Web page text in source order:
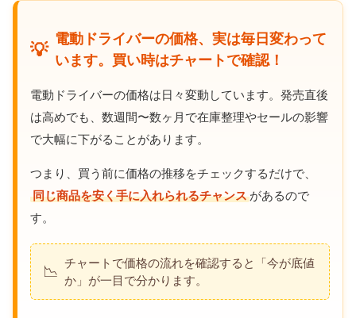
💡
電動ドライバーの価格、実は毎日変わって
います。買い時はチャートで確認！
電動ドライバーの価格は日々変動しています。発売直後
は高めでも、数週間〜数ヶ月で在庫整理やセールの影響
で大幅に下がることがあります。
つまり、買う前に価格の推移をチェックするだけで、
同じ商品を安く手に入れられるチャンス があるので
す。
📉
チャートで価格の流れを確認すると「今が底値
か」が一目で分かります。